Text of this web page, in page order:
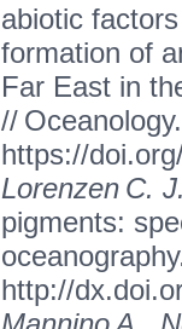
abiotic
formation of
Far East in
//
https://
Lorenzen C.
pigments:
http://